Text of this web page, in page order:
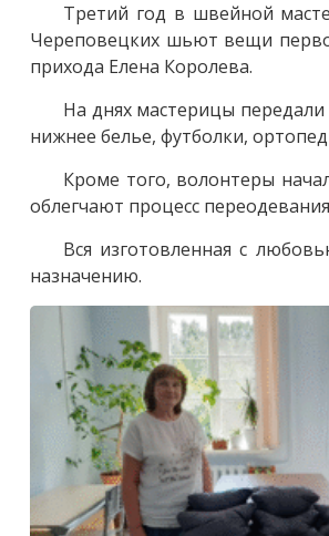
Третий год в швейной
Череповецких шьют вещи
прихода Елена Королева.
На днях мастерицы
нижнее белье, футболки,
Кроме того, волонтеры
облегчают процесс
Вся изготовленная с
назначению.